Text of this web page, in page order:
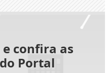
confira as
Portal